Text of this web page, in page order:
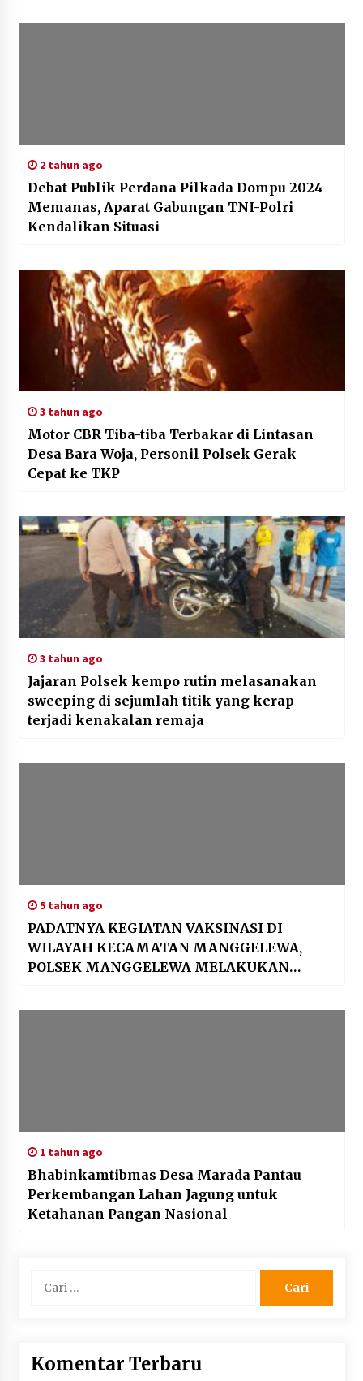
2 tahun ago
Debat Publik Perdana Pilkada Dompu 2024
Memanas, Aparat Gabungan TNI-Polri
Kendalikan Situasi
3 tahun ago
Motor CBR Tiba-tiba Terbakar di Lintasan
Desa Bara Woja, Personil Polsek Gerak
Cepat ke TKP
3 tahun ago
Jajaran Polsek kempo rutin melasanakan
sweeping di sejumlah titik yang kerap
terjadi kenakalan remaja
5 tahun ago
PADATNYA KEGIATAN VAKSINASI DI
WILAYAH KECAMATAN MANGGELEWA,
POLSEK MANGGELEWA MELAKUKAN
1 tahun ago
Bhabinkamtibmas Desa Marada Pantau
Perkembangan Lahan Jagung untuk
Ketahanan Pangan Nasional
untuk:
Komentar Terbaru